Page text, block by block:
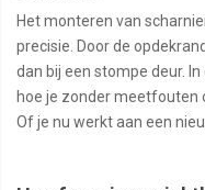
Het monteren van
precisie. Door de
dan bij een stompe deur.
hoe je zonder meetfouten
Of je nu werkt aan een